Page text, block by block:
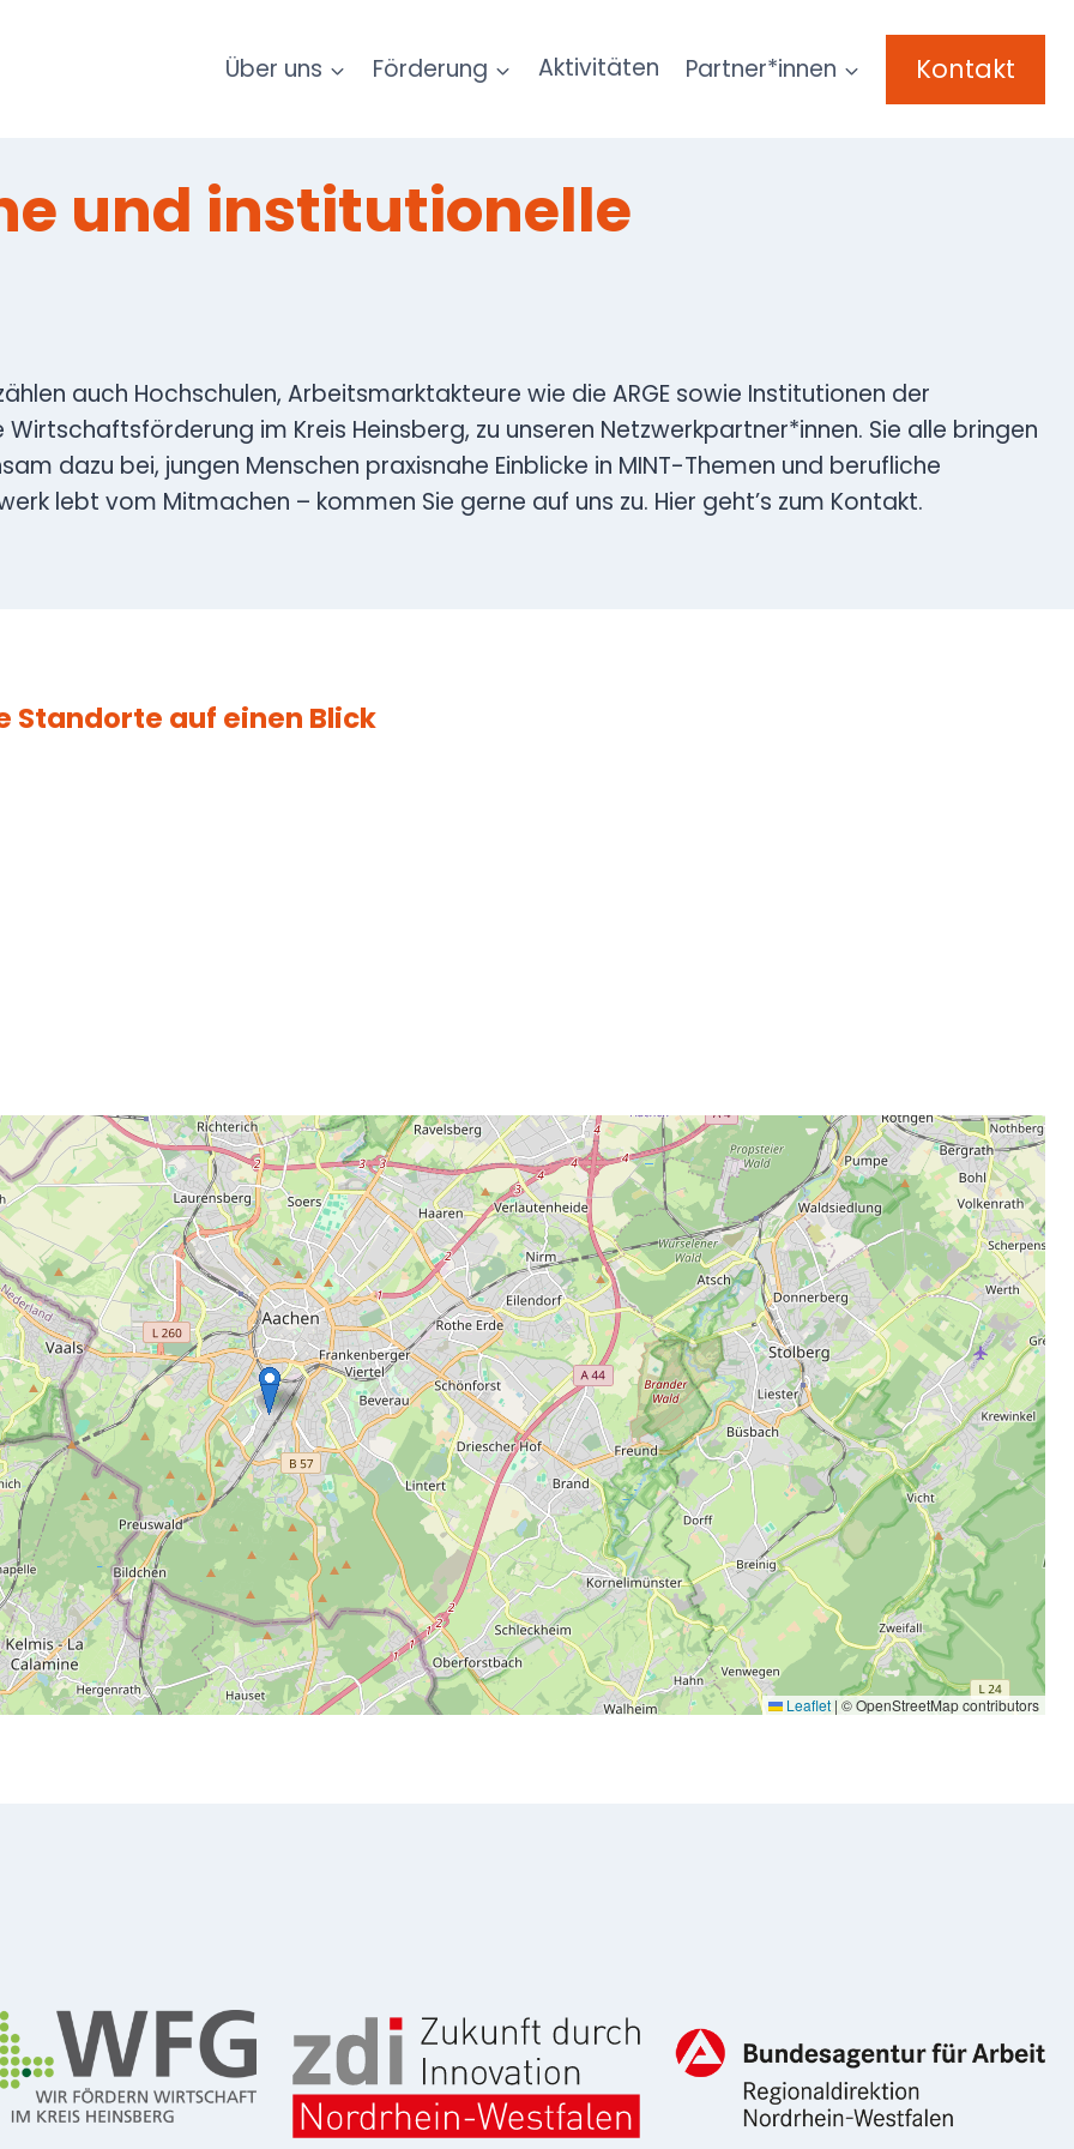
Über uns Förderung Aktivitäten Partner*innen Kontakt
und institutionelle
auch Hochschulen, Arbeitsmarktakteure wie die ARGE sowie Institutionen der
im Kreis Heinsberg, zu unseren Netzwerkpartner*innen. Sie alle bringen
dazu bei, jungen Menschen praxisnahe Einblicke in MINT-Themen und berufliche
lebt vom Mitmachen – kommen Sie gerne auf uns zu. Hier geht’s zum Kontakt.
Standorte auf einen Blick
Leaflet | © OpenStreetMap contributors